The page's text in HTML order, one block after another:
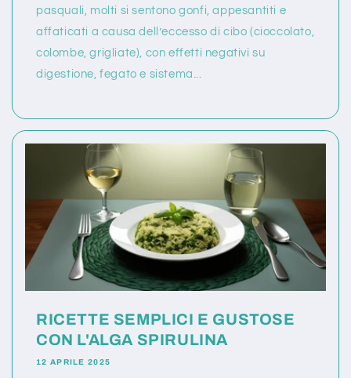
pasquali, molti si sentono gonfi, appesantiti e
affaticati a causa dell’eccesso di cibo (cioccolato,
colombe, grigliate), con effetti negativi su
digestione, fegato e sistema...
RICETTE SEMPLICI E GUSTOSE
CON L'ALGA SPIRULINA
12 APRILE 2025